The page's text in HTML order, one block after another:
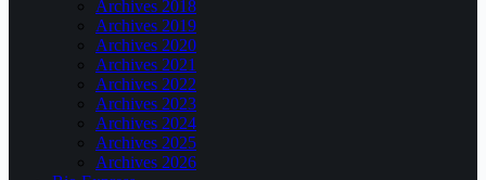
Archives 2018
Archives 2019
Archives 2020
Archives 2021
Archives 2022
Archives 2023
Archives 2024
Archives 2025
Archives 2026